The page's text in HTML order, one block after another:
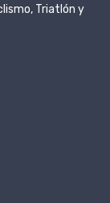
Triatlón y